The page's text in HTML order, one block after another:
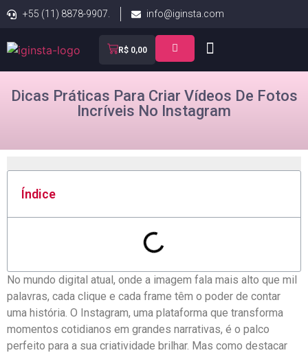
+55 (11) 8878-9907. info@iginsta.com
R$ 0,00
Dicas Práticas Para Criar Vídeos De Fotos
Incríveis No Instagram
Índice
No⁣ mundo digital ⁢atual, ‍onde a imagem‌ fala mais alto que mil
palavras, cada clique e cada frame têm o poder‍ de contar
uma história. ⁤O Instagram, uma plataforma que transforma
momentos cotidianos em grandes narrativas, é o palco
perfeito para a ‍sua criatividade brilhar. Mas como destacar‌